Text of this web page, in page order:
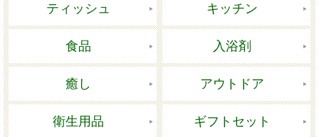
ティッシュ キッチン
食品 入浴剤
癒し アウトドア
衛生用品 ギフトセット